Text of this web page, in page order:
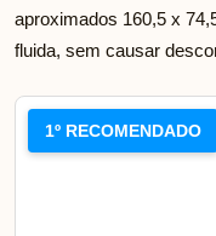
aproximados 160,5 x
fluida, sem causar
1º RECOMENDADO